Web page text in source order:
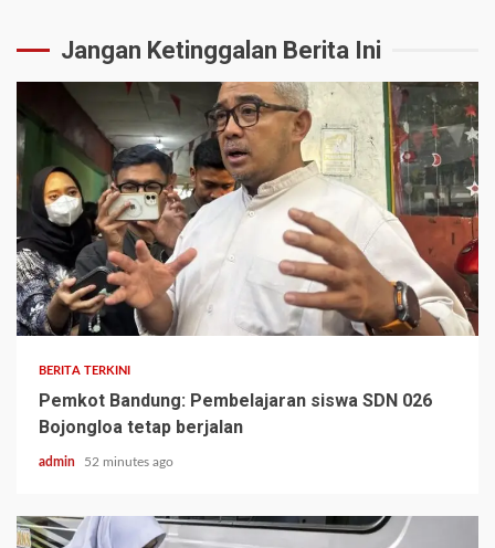
Jangan Ketinggalan Berita Ini
BERITA TERKINI
Pemkot Bandung: Pembelajaran siswa SDN 026
Bojongloa tetap berjalan
admin 52 minutes ago